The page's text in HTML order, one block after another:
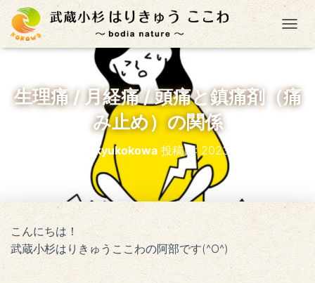
ナ
生理痛 / 月経痛 / 頭痛と鎮痛剤（痛
み止め）の関係
harikyukokowa投稿日: 2023年8月13日
こんにちは！
武蔵小杉はりきゅうここわの阿部です(^O^)